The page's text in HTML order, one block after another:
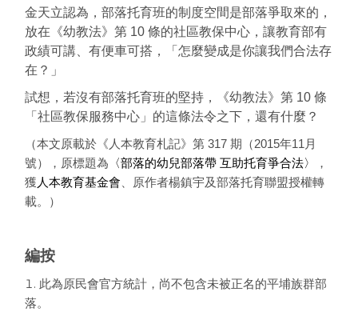
金天立認為，部落托育班的制度空間是部落爭取來的，
放在《幼教法》第 10 條的社區教保中心，讓教育部有
政績可講、有便車可搭，「怎麼變成是你讓我們合法存
在？」
試想，若沒有部落托育班的堅持，《幼教法》第 10 條
「社區教保服務中心」的這條法令之下，還有什麼？
（本文原載於《人本教育札記》第 317 期（2015年11月
號），原標題為 〈部落的幼兒部落帶 互助托育爭合法〉
，
獲 人本教育基金會 、原作者楊鎮宇及部落托育聯盟授權轉
載。）
編按
此為原民會官方統計，尚不包含未被正名的平埔族群部
落。